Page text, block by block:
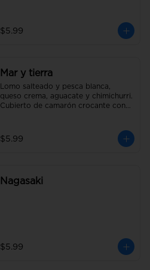
$5.99
Mar y tierra
Lomo salteado y pesca blanca,
queso crema, aguacate y chimichurri.
Cubierto de camarón crocante con
$5.99
Nagasaki
$5.99